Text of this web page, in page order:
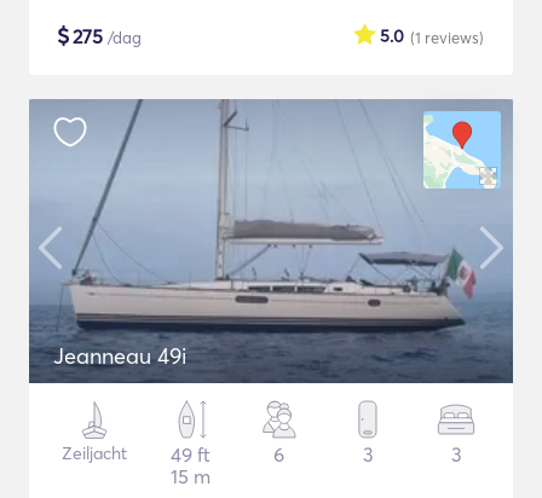
$275 /dag (1 reviews)
5.0
Jeanneau 49i
Zeiljacht
49 ft
15 m
6 3 3